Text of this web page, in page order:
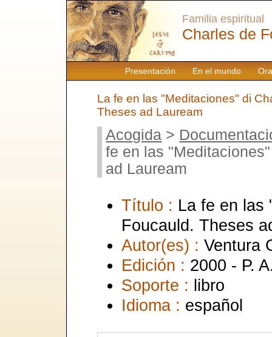
Presentación En el mundo
Familia espiritual
Charles de
La fe en las "Meditaciones" di
Theses ad Lauream
Acogida >
fe en las
ad Lauream
Título : La fe en las
Foucauld. Theses
Autor(es) : Ventura
Edición : 2000 - P.
Soporte : libro
Idioma : español